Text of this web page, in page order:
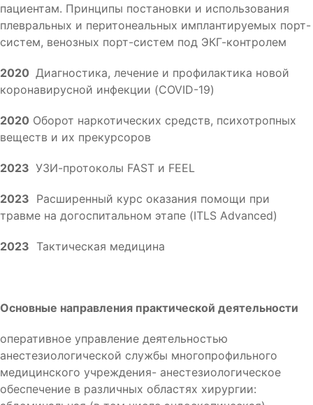
пациентам. Принципы постановки и использования
плевральных и перитонеальных имплантируемых порт-
систем, венозных порт-систем под ЭКГ-контролем
2020 Диагностика, лечение и профилактика новой
коронавирусной инфекции (COVID-19)
2020 Оборот наркотических средств, психотропных
веществ и их прекурсоров
2023 УЗИ-протоколы FAST и FEEL
2023 Расширенный курс оказания помощи при
травме на догоспитальном этапе (ITLS Advanced)
2023 Тактическая медицина
Основные направления практической деятельности
оперативное управление деятельностью
анестезиологической службы многопрофильного
медицинского учреждения- анестезиологическое
обеспечение в различных областях хирургии: